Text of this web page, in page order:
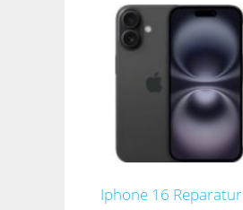
Iphone 16 Reparatur